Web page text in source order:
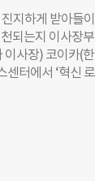
원회에 추천한
반수 동의를
1명을 뽑는다
가 당초 목적대
하기 위해 이
지하게 받아들
되는지 이사장
사장) 코이카(
터에서 ‘혁신